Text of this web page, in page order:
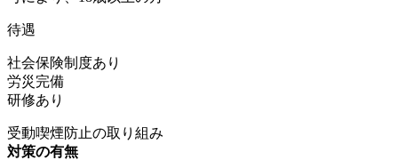
待遇
社会保険制度あり
労災完備
研修あり
受動喫煙防止の取り組み
対策の有無